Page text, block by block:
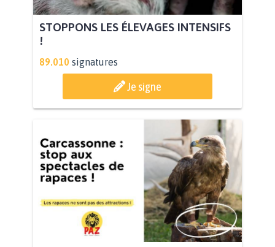
STOPPONS LES ÉLEVAGES INTENSIFS
!
89.010 signatures
Je signe